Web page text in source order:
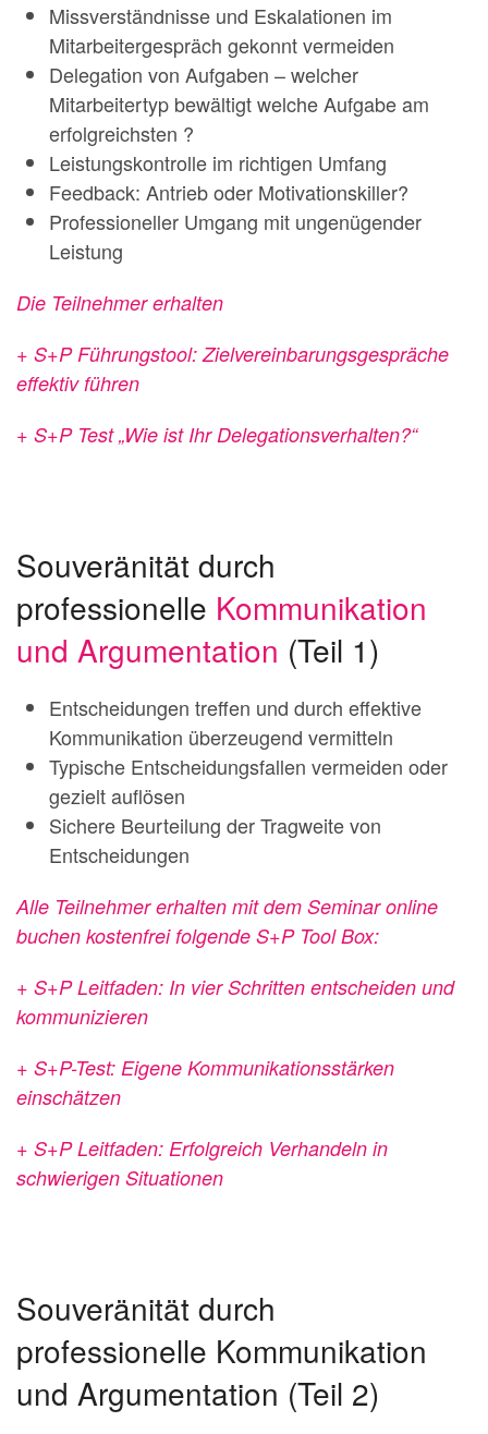
Missverständnisse und Eskalationen im
Mitarbeitergespräch gekonnt vermeiden
Delegation von Aufgaben – welcher
Mitarbeitertyp bewältigt welche Aufgabe am
erfolgreichsten ?
Leistungskontrolle im richtigen Umfang
Feedback: Antrieb oder Motivationskiller?
Professioneller Umgang mit ungenügender
Leistung
Die Teilnehmer erhalten
+ S+P Führungstool: Zielvereinbarungsgespräche
effektiv führen
+ S+P Test „Wie ist Ihr Delegationsverhalten?“
Souveränität durch
professionelle Kommunikation
und Argumentation (Teil 1)
Entscheidungen treffen und durch effektive
Kommunikation überzeugend vermitteln
Typische Entscheidungsfallen vermeiden oder
gezielt auflösen
Sichere Beurteilung der Tragweite von
Entscheidungen
Alle Teilnehmer erhalten mit dem Seminar online
buchen kostenfrei folgende S+P Tool Box:
+ S+P Leitfaden: In vier Schritten entscheiden und
kommunizieren
+ S+P-Test: Eigene Kommunikationsstärken
einschätzen
+ S+P Leitfaden: Erfolgreich Verhandeln in
schwierigen Situationen
Souveränität durch
professionelle Kommunikation
und Argumentation (Teil 2)